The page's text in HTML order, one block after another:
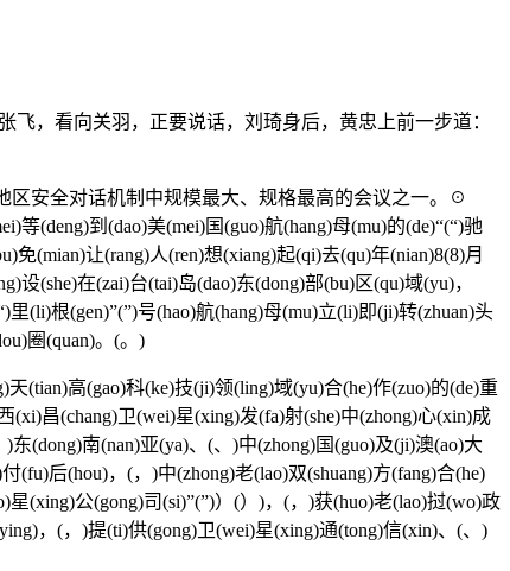
，看向关羽，正要说话，刘琦身后，黄忠上前一步道：
安全对话机制中规模最大、规格最高的会议之一。☉
(deng)到(dao)美(mei)国(guo)航(hang)母(mu)的(de)“(“)驰
免(mian)让(rang)人(ren)想(xiang)起(qi)去(qu)年(nian)8(8)月
(she)在(zai)台(tai)岛(dao)东(dong)部(bu)区(qu)域(yu)，
(li)根(gen)”(”)号(hao)航(hang)母(mu)立(li)即(ji)转(zhuan)头
圈(quan)。(。)
(tian)高(gao)科(ke)技(ji)领(ling)域(yu)合(he)作(zuo)的(de)重
(xi)昌(chang)卫(wei)星(xing)发(fa)射(she)中(zhong)心(xin)成
(dong)南(nan)亚(ya)、(、)中(zhong)国(guo)及(ji)澳(ao)大
(fu)后(hou)，(，)中(zhong)老(lao)双(shuang)方(fang)合(he)
(xing)公(gong)司(si)”(”)）(）)，(，)获(huo)老(lao)挝(wo)政
，(，)提(ti)供(gong)卫(wei)星(xing)通(tong)信(xin)、(、)